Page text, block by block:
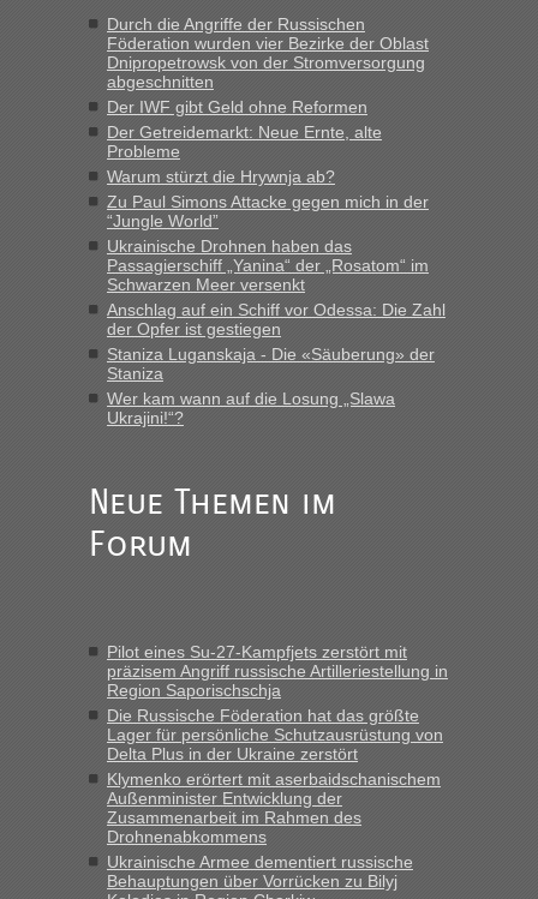
Strecke fahren wir nicht"
MHG1023 inBerichte und Reisetipps • Re: Mit dem Zug in
die Ukraine
„Man sollte aber explizit dazu schreiben, daß es ein Zug von
LeoExpress ist - und nur auf deren Webseite kann man die
Fahrkarten kaufen. Zumindest ist es die erste Umsteigefreie
Verbindung von Deutschland...“
Recht, Visa und Dokumente • Re: Deklaration
gebrauchter Kleidung beim Zoll
„Vielen Dank, mit einem Briefchen meiner Frau im Gepäck
gab es keine Probleme“
fast 11 Milliarden aufgedeckt
„Am besten wäre natürlich, wenn die Frau mit dabei ist.
Alleinreisende Männer stehen schließlich immer unter
Milliarden aufgedeckt
„Kein Zoll. Du musst an sich nur sagen dass das privat ist
und du nicht damit handeln willst. So lange das nicht
Originalverpackt ist und ersichlich das nicht neu sollte es
keine Probleme geben“
Recht, Visa und Dokumente • Deklaration
gebrauchter Kleidung beim Zoll
„Hallo Leute, ich weiß nicht, ob ich hier richtig bin mit meiner
Anfrage. Ich möchte 4 Umzugskartons mit gebrauchter
Durch die Angriffe der Russischen
Föderation wurden vier Bezirke der Oblast
Dnipropetrowsk von der Stromversorgung
abgeschnitten
Der IWF gibt Geld ohne Reformen
Der Getreidemarkt: Neue Ernte, alte
Probleme
Warum stürzt die Hrywnja ab?
Zu Paul Simons Attacke gegen mich in der
“Jungle World”
Ukrainische Drohnen haben das
Passagierschiff „Yanina“ der „Rosatom“ im
Schwarzen Meer versenkt
Anschlag auf ein Schiff vor Odessa: Die Zahl
der Opfer ist gestiegen
Staniza Luganskaja - Die «Säuberung» der
Staniza
Wer kam wann auf die Losung „Slawa
Ukrajini!“?
Neue Themen im
Forum
Pilot eines Su-27-Kampfjets zerstört mit
präzisem Angriff russische Artilleriestellung in
Region Saporischschja
Die Russische Föderation hat das größte
Lager für persönliche Schutzausrüstung von
Delta Plus in der Ukraine zerstört
Klymenko erörtert mit aserbaidschanischem
Außenminister Entwicklung der
Zusammenarbeit im Rahmen des
Drohnenabkommens
Ukrainische Armee dementiert russische
Behauptungen über Vorrücken zu Bilyj